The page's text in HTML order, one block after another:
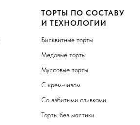
ТОРТЫ ПО СОСТАВУ
И ТЕХНОЛОГИИ
Бисквитные торты
Медовые торты
Муссовые торты
С крем-чизом
Со взбитыми сливками
Торты без мастики